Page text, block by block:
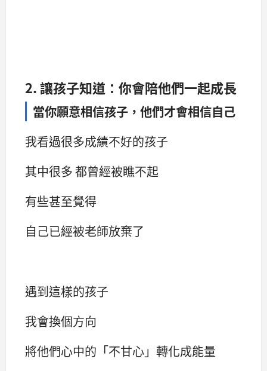
2. 讓孩子知道：你會陪他們一起成長
當你願意相信孩子，他們才會相信自己
我看過很多成績不好的孩子
其中很多 都曾經被瞧不起
有些甚至覺得
自己已經被老師放棄了
遇到這樣的孩子
我會換個方向
將他們心中的「不甘心」轉化成能量